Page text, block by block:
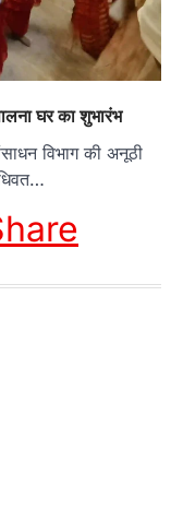
घर का शुभारंभ
विभाग की अनूठी